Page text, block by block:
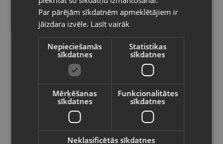
607.00€
€ /mēn.
izvēlēto valsti
Vietnes saturs būs attēlots izvēlētajā
valodā
Valsts
Latviešu / Latvian
Par pārējām sīkdatnēm apmeklētājiem ir
jāizdara izvēle. Lasīt vairāk
Nepieciešamās
sīkdatnes
Statistikas
sīkdatnes
Mērķēšanas
sīkdatnes
Funkcionalitātes
sīkdatnes
Neklasificētās sīkdatnes